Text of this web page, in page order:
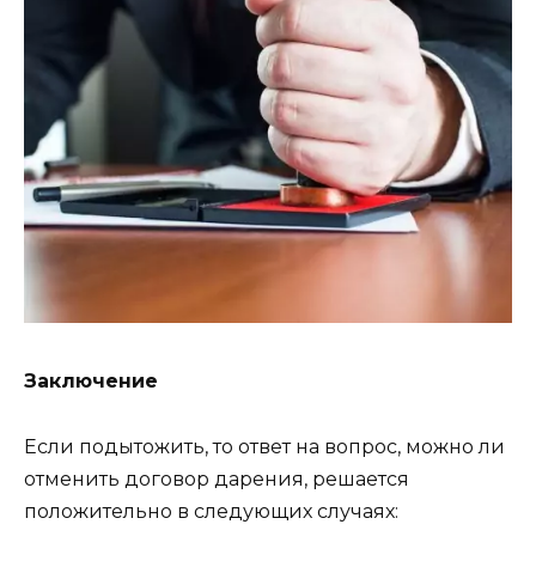
Заключение
Если подытожить, то ответ на вопрос, можно ли
отменить договор дарения, решается
положительно в следующих случаях: